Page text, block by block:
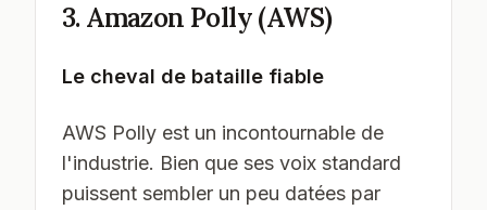
3. Amazon Polly (AWS)
Le cheval de bataille fiable
AWS Polly est un incontournable de
l'industrie. Bien que ses voix standard
puissent sembler un peu datées par